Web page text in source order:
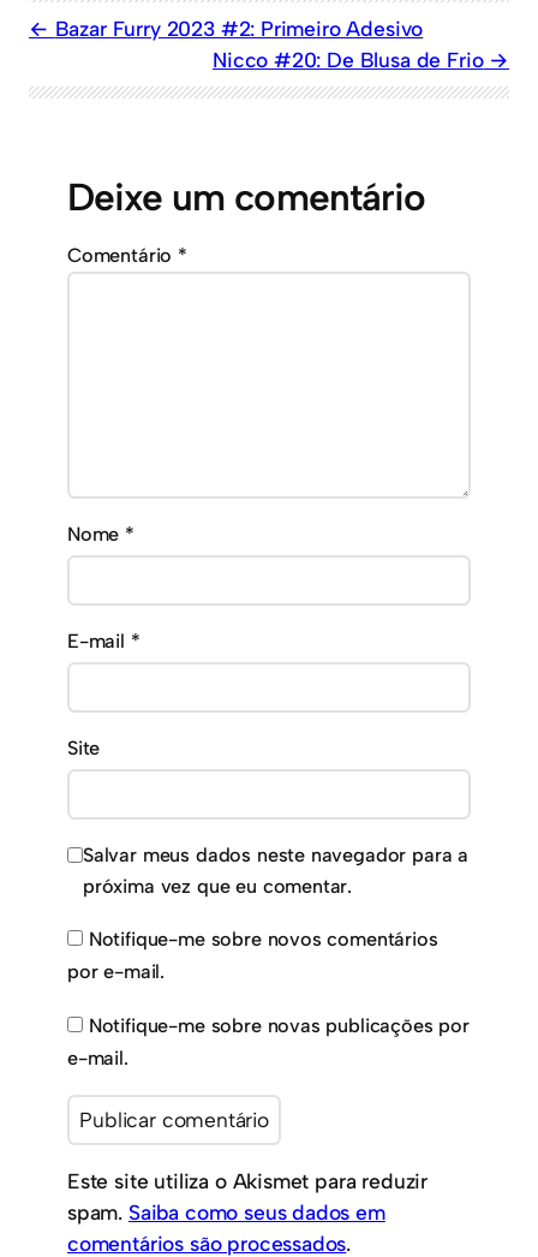
Bazar Furry 2023 #2: Primeiro Adesivo
Nicco #20: De Blusa de Frio
Deixe um comentário
Comentário *
Nome *
E-mail *
Site
Salvar meus dados neste navegador para a
próxima vez que eu comentar.
Notifique-me sobre novos comentários
por e-mail.
Notifique-me sobre novas publicações por
e-mail.
Este site utiliza o Akismet para reduzir
spam. Saiba como seus dados em
comentários são processados.